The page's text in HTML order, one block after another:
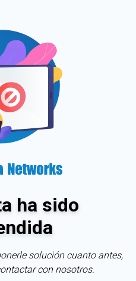
ha sido
solución cuanto antes,
con nosotros.